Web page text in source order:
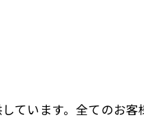
ています。全てのお